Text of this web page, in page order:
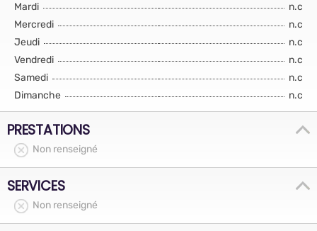
Mardi
n.c
Mercredi
n.c
Jeudi
n.c
Vendredi
n.c
Samedi
n.c
Dimanche
n.c
PRESTATIONS
Non renseigné
SERVICES
Non renseigné